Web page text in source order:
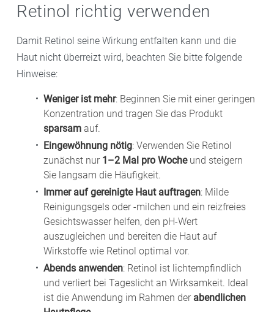
Retinol richtig verwenden
Damit Retinol seine Wirkung entfalten kann und die
Haut nicht überreizt wird, beachten Sie bitte folgende
Hinweise:
Weniger ist mehr: Beginnen Sie mit einer geringen
Konzentration und tragen Sie das Produkt
sparsam auf.
Eingewöhnung nötig: Verwenden Sie Retinol
zunächst nur 1–2 Mal pro Wocheund steigern
Sie langsam die Häufigkeit.
Immer auf gereinigte Haut auftragen: Milde
Reinigungsgels oder -milchen und ein reizfreies
Gesichtswasser helfen, den pH-Wert
auszugleichen und bereiten die Haut auf
Wirkstoffe wie Retinol optimal vor.
Abends anwenden: Retinol ist lichtempfindlich
und verliert bei Tageslicht an Wirksamkeit. Ideal
ist die Anwendung im Rahmen der abendlichen